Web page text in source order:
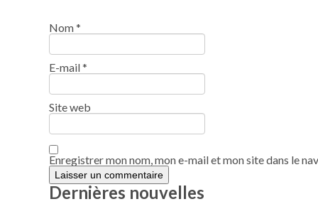
Nom*
E-mail*
Site web
Enregistrer mon nom, mon e-mail et mon site dans le
Dernières nouvelles